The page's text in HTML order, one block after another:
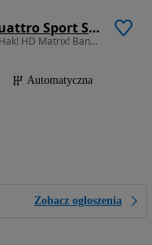
Audi A6 Avant 40 TDI mHEV Quattro Sport S tronic
1968 cm3 • 204 KM • Gwarancja 2028! PL! Hak! HD Matrix! Bang! Panorama! Dociągi! Radary!
Automatyczna
Zobacz ogłoszenia